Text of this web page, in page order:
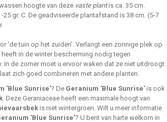
hoogte van deze vaste plantis ca. 35 cm.
gr. C. De geadviseerde plantafstand is 38 cm. (5-7
'de tuin op het zuiden'. Verlangt een zonnige plek op
in de winter bescherming nodig tegen
In de zomer moet u ervoor waken dat ze niet uitdroogt.
zich goed combineren met andere planten.
'Blue Sunrise'? De Geranium 'Blue Sunrise' is ook
. Deze Geraniaceae heeft een maximale hoogt van
is niet wintergroen. Wilt u meer informatie
'Blue Sunrise'? U bent van harte welkom in